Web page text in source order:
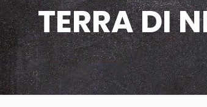
TERRA DI